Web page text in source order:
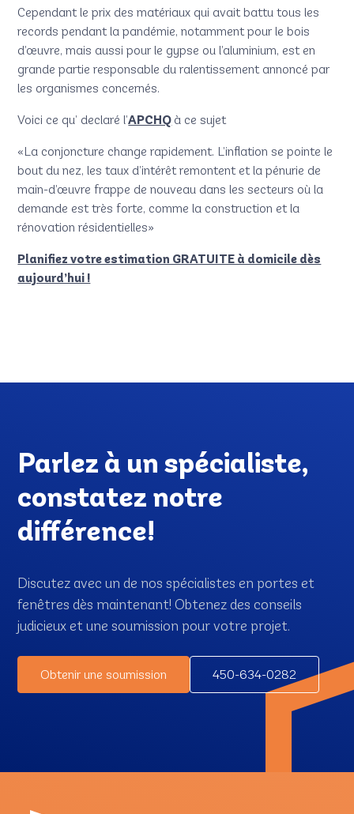
Cependant le prix des matériaux qui avait battu tous les
records pendant la pandémie, notamment pour le bois
d’œuvre, mais aussi pour le gypse ou l’aluminium, est en
grande partie responsable du ralentissement annoncé par
les organismes concernés.
Voici ce qu’ declaré l’APCHQ à ce sujet
«La conjoncture change rapidement. L’inflation se pointe le
bout du nez, les taux d’intérêt remontent et la pénurie de
main-d’œuvre frappe de nouveau dans les secteurs où la
demande est très forte, comme la construction et la
rénovation résidentielles»
Planifiez votre estimation GRATUITE à domicile dès
aujourd’hui !
Parlez à un spécialiste,
constatez notre
différence!
Discutez avec un de nos spécialistes en portes et
fenêtres dès maintenant! Obtenez des conseils
judicieux et une soumission pour votre projet.
Obtenir une soumission 450-634-0282